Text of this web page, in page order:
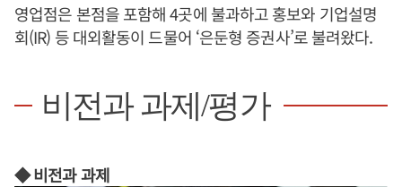
영업점은 본점을 포함해 4곳에 불과하고 홍보와 기업설명
회(IR) 등 대외활동이 드물어 ‘은둔형 증권사’로 불려왔다.
비전과 과제/평가
◆ 비전과 과제